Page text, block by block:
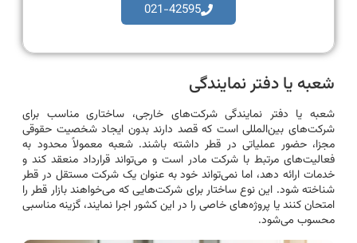
021-42595
شعبه یا دفتر نمایندگی
شعبه یا دفتر نمایندگی شرکت‌های خارجی، ساختاری مناسب برای
شرکت‌های بین‌المللی است که قصد دارند بدون ایجاد شخصیت حقوقی
مجزا، حضور عملیاتی در قطر داشته باشند. شعبه معمولاً محدود به
فعالیت‌های مرتبط با شرکت مادر است و می‌تواند قرارداد منعقد کند و
خدمات ارائه دهد، اما نمی‌تواند خود به عنوان یک شرکت مستقل در قطر
شناخته شود. این نوع ساختار برای شرکت‌هایی که می‌خواهند بازار قطر را
امتحان کنند یا پروژه‌های خاصی را در این کشور اجرا نمایند، گزینه مناسبی
محسوب می‌شود.